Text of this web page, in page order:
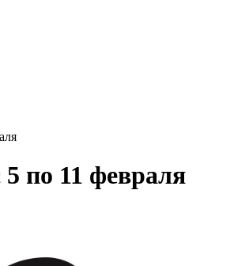
по 11 февраля